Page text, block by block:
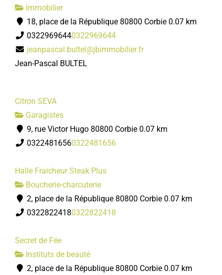
Immobilier
18, place de la République 80800 Corbie 0.07 km
03229696440322969644
jeanpascal.bultel@jbimmobilier.fr
Jean-Pascal BULTEL
Citron SEVA
Garagistes
9, rue Victor Hugo 80800 Corbie 0.07 km
03224816560322481656
Halle Fraicheur Steak Plus
Boucherie-charcuterie
2, place de la République 80800 Corbie 0.07 km
03228224180322822418
Secret de Fée
Instituts de beauté
2, place de la République 80800 Corbie 0.07 km